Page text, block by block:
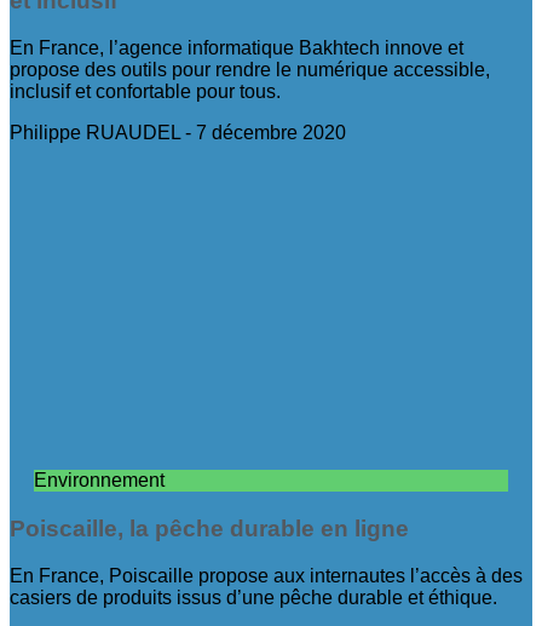
En France, l’agence informatique Bakhtech innove et
propose des outils pour rendre le numérique accessible,
inclusif et confortable pour tous.
Philippe RUAUDEL
7 décembre 2020
Environnement
Poiscaille, la pêche durable en ligne
En France, Poiscaille propose aux internautes l’accès à des
casiers de produits issus d’une pêche durable et éthique.